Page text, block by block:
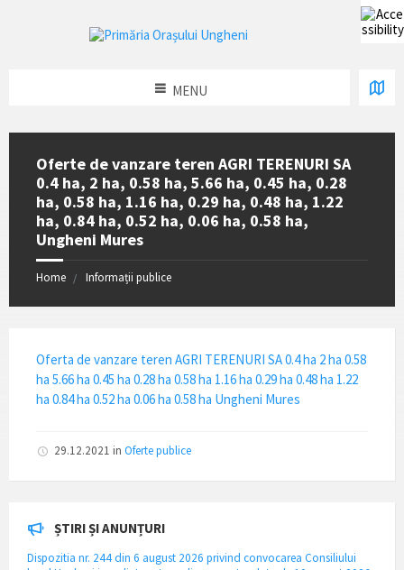
MENU
Oferte de vanzare teren AGRI TERENURI SA
0.4 ha, 2 ha, 0.58 ha, 5.66 ha, 0.45 ha, 0.28
ha, 0.58 ha, 1.16 ha, 0.29 ha, 0.48 ha, 1.22
ha, 0.84 ha, 0.52 ha, 0.06 ha, 0.58 ha,
Ungheni Mures
Home Informații publice
Oferta de vanzare teren AGRI TERENURI SA 0.4 ha 2 ha 0.58
ha 5.66 ha 0.45 ha 0.28 ha 0.58 ha 1.16 ha 0.29 ha 0.48 ha 1.22
ha 0.84 ha 0.52 ha 0.06 ha 0.58 ha Ungheni Mures
29.12.2021 in Oferte publice
ȘTIRI ȘI ANUNȚURI
Dispozitia nr. 244 din 6 august 2026 privind convocarea Consiliului